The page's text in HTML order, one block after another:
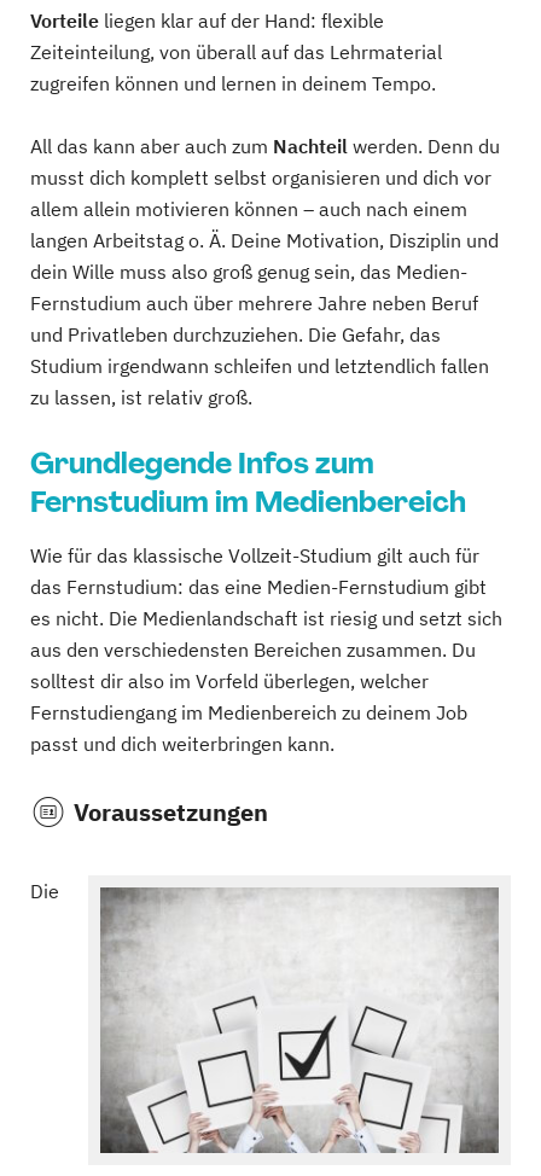
Vorteile liegen klar auf der Hand: flexible
Zeiteinteilung, von überall auf das Lehrmaterial
zugreifen können und lernen in deinem Tempo.
All das kann aber auch zum Nachteil werden. Denn du
musst dich komplett selbst organisieren und dich vor
allem allein motivieren können – auch nach einem
langen Arbeitstag o. Ä. Deine Motivation, Disziplin und
dein Wille muss also groß genug sein, das Medien-
Fernstudium auch über mehrere Jahre neben Beruf
und Privatleben durchzuziehen. Die Gefahr, das
Studium irgendwann schleifen und letztendlich fallen
zu lassen, ist relativ groß.
Grundlegende Infos zum
Fernstudium im Medienbereich
Wie für das klassische Vollzeit-Studium gilt auch für
das Fernstudium: das eine Medien-Fernstudium gibt
es nicht. Die Medienlandschaft ist riesig und setzt sich
aus den verschiedensten Bereichen zusammen. Du
solltest dir also im Vorfeld überlegen, welcher
Fernstudiengang im Medienbereich zu deinem Job
passt und dich weiterbringen kann.
Voraussetzungen
Die